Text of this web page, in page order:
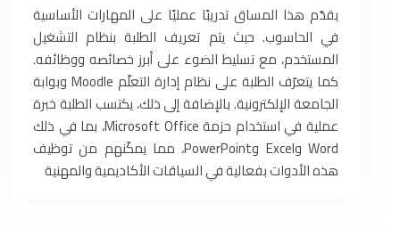
يقدّم هذا المساق تدريبًا عمليًا على المهارات الأساسية
في الحاسوب. حيث يتم تعريف الطلبة بنظام التشغيل
المستخدم، مع تسليط الضوء على أبرز خصائصه ووظائفه.
كما يتعرّف الطلبة على نظام إدارة التعلّم Moodle وبوابة
الجامعة الإلكترونية. بالإضافة إلى ذلك، يكتسب الطلبة خبرة
عملية في استخدام حزمة Microsoft Office، بما في ذلك
Word وExcel وPowerPoint، مما يمكّنهم من توظيف
هذه الأدوات بفعالية في السياقات الأكاديمية والمهنية